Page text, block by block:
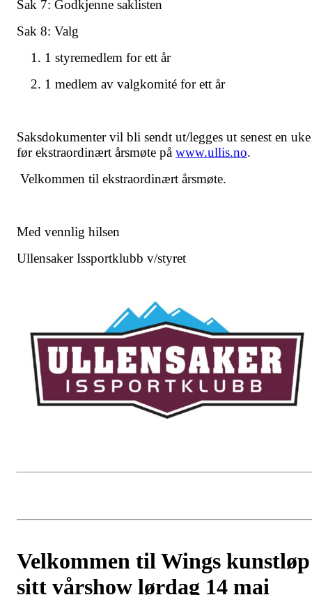
Sak 7: Godkjenne saklisten
Sak 8: Valg
1 styremedlem for ett år
1 medlem av valgkomité for ett år
Saksdokumenter vil bli sendt ut/legges ut senest en uke
før ekstraordinært årsmøte på www.ullis.no.
Velkommen til ekstraordinært årsmøte.
Med vennlig hilsen
Ullensaker Issportklubb v/styret
Velkommen til Wings kunstløp
sitt vårshow lørdag 14 mai